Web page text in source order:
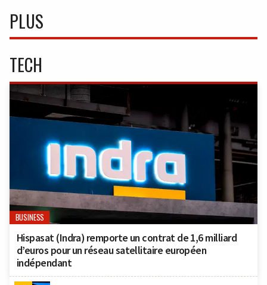
PLUS
TECH
BUSINESS
Hispasat (Indra) remporte un contrat de 1,6 milliard
d’euros pour un réseau satellitaire européen
indépendant